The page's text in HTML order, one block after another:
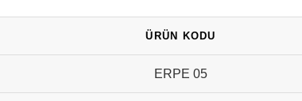
ÜRÜN KODU
ERPE 05